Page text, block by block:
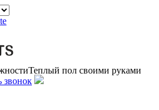
Теплый пол своими руками
звонок